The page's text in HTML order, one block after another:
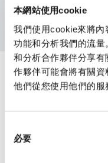
本網站使用cookie
我們使用cookie來將內
功能和分析我們的流
和分析合作夥伴分享
作夥伴可能會將有關
他們從您使用他們的服
必要
防護結構為IP65（
規格
環境規範